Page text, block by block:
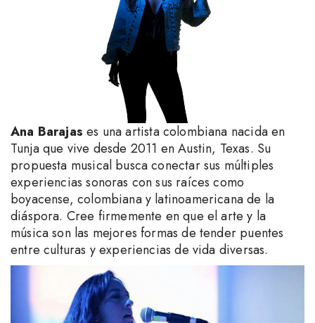
Ana Barajas es una artista colombiana nacida en
Tunja que vive desde 2011 en Austin, Texas. Su
propuesta musical busca conectar sus múltiples
experiencias sonoras con sus raíces como
boyacense, colombiana y latinoamericana de la
diáspora. Cree firmemente en que el arte y la
música son las mejores formas de tender puentes
entre culturas y experiencias de vida diversas.